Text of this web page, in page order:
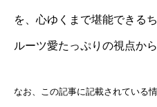
を、心ゆくまで堪能できる
ルーツ愛たっぷりの視点か
なお、この記事に記載されている